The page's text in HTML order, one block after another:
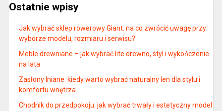
Ostatnie wpisy
Jak wybrać sklep rowerowy Giant: na co zwrócić uwagę przy
wyborze modelu, rozmiaru i serwisu?
Meble drewniane – jak wybrać lite drewno, styl i wykończenie
na lata
Zasłony lniane: kiedy warto wybrać naturalny len dla stylu i
komfortu wnętrza
Chodnik do przedpokoju: jak wybrać trwały i estetyczny model